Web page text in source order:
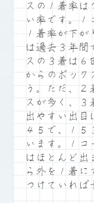
スの１着率は
い率です。１
１着率が下
は過去３年間
スの３着は６
からのボック
う。ただ、２
スが多く、３
出やすい出目
４５で、１５
います。１コ
はほとんど出
ら外を１着に
つけていれば